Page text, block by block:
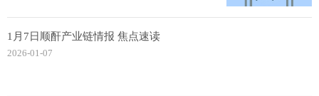
1月7日顺酐产业链情报 焦点速读
2026-01-07